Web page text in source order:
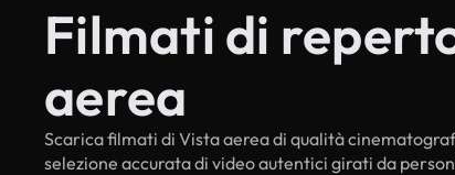
Filmati di
aerea
Scarica filmati di Vista aerea di qualità
selezione accurata di video autentici girati da